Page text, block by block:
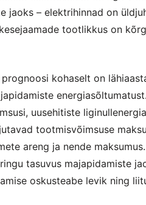
jaoks – elektrihinnad on
tootlikkus on
kohaselt on
uusehitiste
tootmisvõimsuse
areng ja nende
tasuvus majapidamiste
oskusteabe levik ning